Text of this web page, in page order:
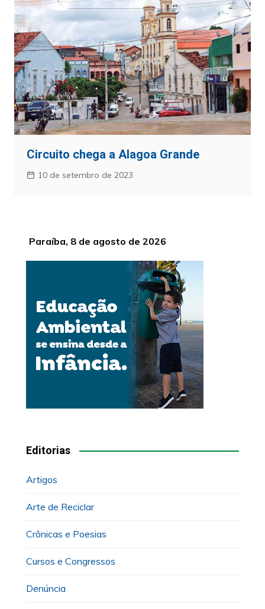
Circuito chega a Alagoa Grande
10 de setembro de 2023
Paraíba, 8 de agosto de 2026
Editorias
Artigos
Arte de Reciclar
Crônicas e Poesias
Cursos e Congressos
Denúncia